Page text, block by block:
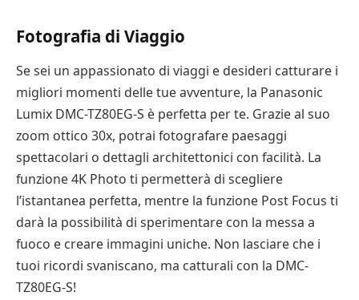
Fotografia di Viaggio
Se sei un appassionato di viaggi e desideri catturare i
migliori momenti delle tue avventure, la Panasonic
Lumix DMC-TZ80EG-S è perfetta per te. Grazie al suo
zoom ottico 30x, potrai fotografare paesaggi
spettacolari o dettagli architettonici con facilità. La
funzione 4K Photo ti permetterà di scegliere
l’istantanea perfetta, mentre la funzione Post Focus ti
darà la possibilità di sperimentare con la messa a
fuoco e creare immagini uniche. Non lasciare che i
tuoi ricordi svaniscano, ma catturali con la DMC-
TZ80EG-S!